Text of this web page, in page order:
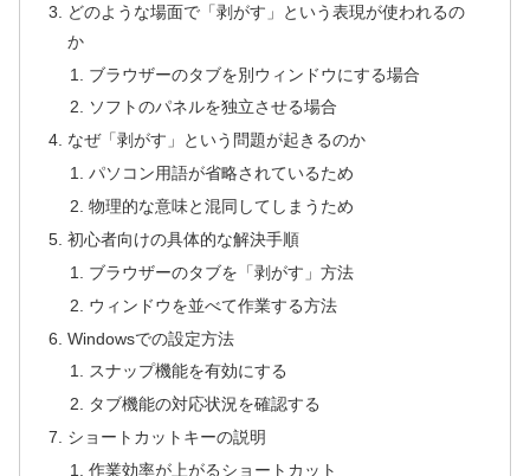
どのような場面で「剥がす」という表現が使われるの
か
ブラウザーのタブを別ウィンドウにする場合
ソフトのパネルを独立させる場合
なぜ「剥がす」という問題が起きるのか
パソコン用語が省略されているため
物理的な意味と混同してしまうため
初心者向けの具体的な解決手順
ブラウザーのタブを「剥がす」方法
ウィンドウを並べて作業する方法
Windowsでの設定方法
スナップ機能を有効にする
タブ機能の対応状況を確認する
ショートカットキーの説明
作業効率が上がるショートカット